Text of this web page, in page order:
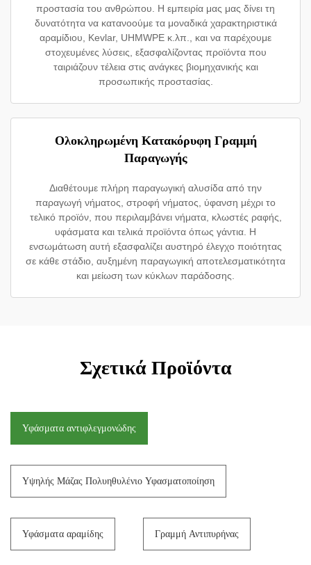
προστασία του ανθρώπου. Η εμπειρία μας μας δίνει τη
δυνατότητα να κατανοούμε τα μοναδικά χαρακτηριστικά
αραμίδιου, Kevlar, UHMWPE κ.λπ., και να παρέχουμε
στοχευμένες λύσεις, εξασφαλίζοντας προϊόντα που
ταιριάζουν τέλεια στις ανάγκες βιομηχανικής και
προσωπικής προστασίας.
Ολοκληρωμένη Κατακόρυφη Γραμμή
Παραγωγής
Διαθέτουμε πλήρη παραγωγική αλυσίδα από την
παραγωγή νήματος, στροφή νήματος, ύφανση μέχρι το
τελικό προϊόν, που περιλαμβάνει νήματα, κλωστές ραφής,
υφάσματα και τελικά προϊόντα όπως γάντια. Η
ενσωμάτωση αυτή εξασφαλίζει αυστηρό έλεγχο ποιότητας
σε κάθε στάδιο, αυξημένη παραγωγική αποτελεσματικότητα
και μείωση των κύκλων παράδοσης.
Σχετικά Προϊόντα
Υφάσματα αντιφλεγμονώδης
Υψηλής Μάζας Πολυηθυλένιο Υφασματοποίηση
Υφάσματα αραμίδης Γραμμή Αντιπυρήνας